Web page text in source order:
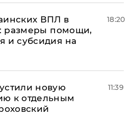
ВПЛ в
размеры помощи,
и субсидия на
18:20
новую
к отдельным
11:39